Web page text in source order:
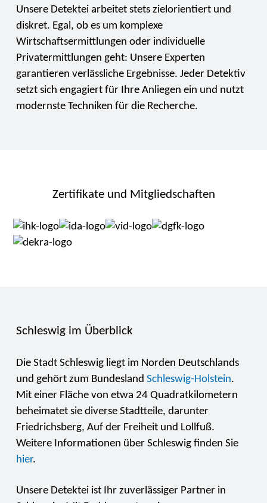
Unsere Detektei arbeitet stets zielorientiert und
diskret. Egal, ob es um komplexe
Wirtschaftsermittlungen oder individuelle
Privatermittlungen geht: Unsere Experten
garantieren verlässliche Ergebnisse. Jeder Detektiv
setzt sich engagiert für Ihre Anliegen ein und nutzt
modernste Techniken für die Recherche.
Zertifikate und Mitgliedschaften
Schleswig im Überblick
Die Stadt Schleswig liegt im Norden Deutschlands
und gehört zum Bundesland Schleswig-Holstein.
Mit einer Fläche von etwa 24 Quadratkilometern
beheimatet sie diverse Stadtteile, darunter
Friedrichsberg, Auf der Freiheit und Lollfuß.
Weitere Informationen über Schleswig finden Sie
hier.
Unsere Detektei ist Ihr zuverlässiger Partner in